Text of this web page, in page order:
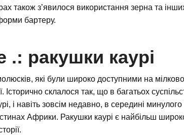
також з’явилося використання зерна та
бартеру.
.: ракушки каурі
які були широко доступними на
Історично склалося так, що в багатьох
і навіть зовсім недавно, в середині минулого
Африки. Ракушки каурі є найбільш